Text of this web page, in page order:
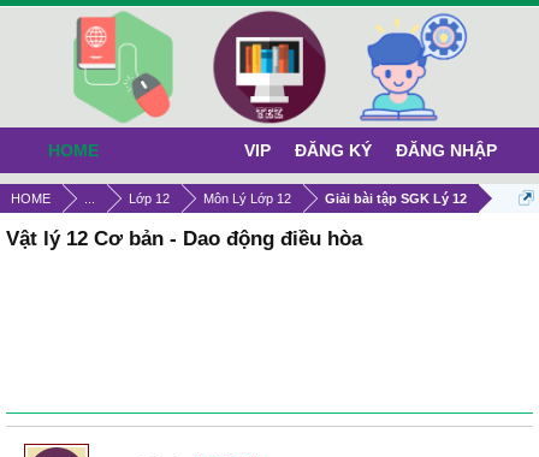
HOME Lớp 12 Môn Lý Lớp 12 Giải bài tập SGK Lý 12
Vật lý 12 Cơ bản - Dao động điều hòa
HOME VIP ĐĂNG KÝ ĐĂNG NHẬP